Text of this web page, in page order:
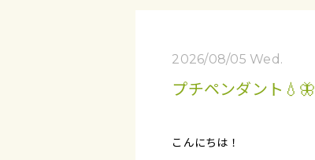
2026/08/05 Wed.
プチペンダント‪💧‬🦋
こんにちは！